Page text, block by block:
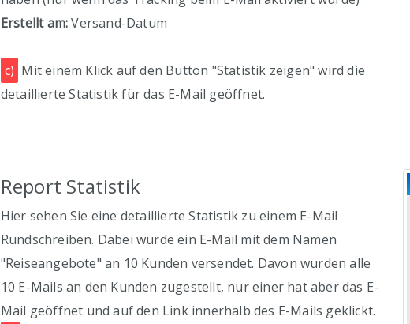
Erstellt am:Versand-Datum
c) Mit einem Klick auf den Button "Statistik zeigen" wird die
detaillierte Statistik für das E-Mail geöffnet.
Report Statistik
Hier sehen Sie eine detaillierte Statistik zu einem E-Mail
Rundschreiben. Dabei wurde ein E-Mail mit dem Namen
"Reiseangebote" an 10 Kunden versendet. Davon wurden alle
10 E-Mails an den Kunden zugestellt, nur einer hat aber das E-
Mail geöffnet und auf den Link innerhalb des E-Mails geklickt.